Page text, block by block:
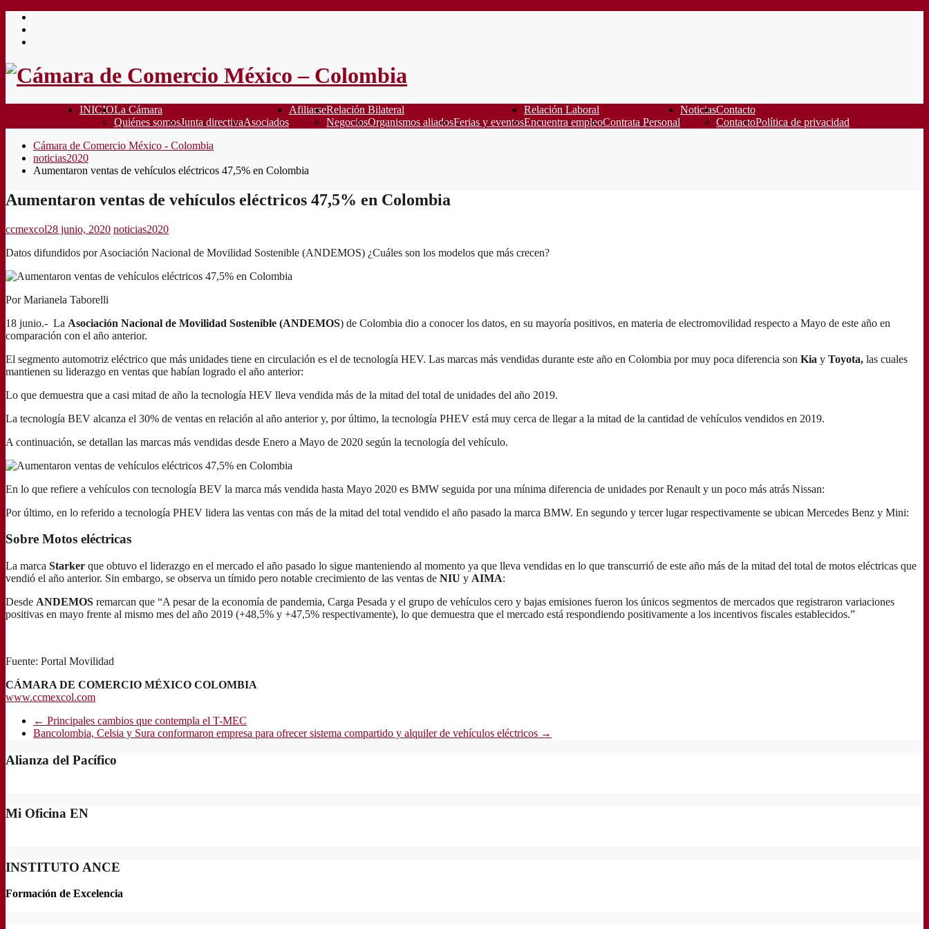
Saltar
contenido
INICIOLa Cámara
Quiénes somosJunta directivaAsociados
AfiliarseRelación Bilateral
NegociosOrganismos aliadosFerias y eventos
Relación Laboral
Encuentra empleoContrata Personal
NoticiasContacto
ContactoPolítica de privacidad
Cámara de Comercio México - Colombia
noticias2020
Aumentaron ventas de vehículos eléctricos 47,5% en Colombia
Aumentaron ventas de vehículos eléctricos 47,5% en Colombia
ccmexcol28 junio, 2020 noticias2020
Datos difundidos por Asociación Nacional de Movilidad Sostenible (ANDEMOS) ¿Cuáles son los modelos que más crecen?
Por Marianela Taborelli
18 junio.- La Asociación Nacional de Movilidad Sostenible (ANDEMOS) de Colombia dio a conocer los datos, en su mayoría positivos, en materia de electromovilidad respecto a Mayo de este año en
comparación con el año anterior.
El segmento automotriz eléctrico que más unidades tiene en circulación es el de tecnología HEV. Las marcas más vendidas durante este año en Colombia por muy poca diferencia son Kia y Toyota, las cuales
mantienen su liderazgo en ventas que habían logrado el año anterior:
Lo que demuestra que a casi mitad de año la tecnología HEV lleva vendida más de la mitad del total de unidades del año 2019.
La tecnología BEV alcanza el 30% de ventas en relación al año anterior y, por último, la tecnología PHEV está muy cerca de llegar a la mitad de la cantidad de vehículos vendidos en 2019.
A continuación, se detallan las marcas más vendidas desde Enero a Mayo de 2020 según la tecnología del vehículo.
En lo que refiere a vehículos con tecnología BEV la marca más vendida hasta Mayo 2020 es BMW seguida por una mínima diferencia de unidades por Renault y un poco más atrás Nissan:
Por último, en lo referido a tecnología PHEV lidera las ventas con más de la mitad del total vendido el año pasado la marca BMW. En segundo y tercer lugar respectivamente se ubican Mercedes Benz y Mini:
Sobre Motos eléctricas
La marca Starker que obtuvo el liderazgo en el mercado el año pasado lo sigue manteniendo al momento ya que lleva vendidas en lo que transcurrió de este año más de la mitad del total de motos eléctricas que
vendió el año anterior. Sin embargo, se observa un tímido pero notable crecimiento de las ventas de NIU y AIMA:
Desde ANDEMOS remarcan que “A pesar de la economía de pandemia, Carga Pesada y el grupo de vehículos cero y bajas emisiones fueron los únicos segmentos de mercados que registraron variaciones
positivas en mayo frente al mismo mes del año 2019 (+48,5% y +47,5% respectivamente), lo que demuestra que el mercado está respondiendo positivamente a los incentivos fiscales establecidos.”
Fuente: Portal Movilidad
CÁMARA DE COMERCIO MÉXICO COLOMBIA
www.ccmexcol.com
← Principales cambios que contempla el T-MEC
Bancolombia, Celsia y Sura conformaron empresa para ofrecer sistema compartido y alquiler de vehículos eléctricos →
Alianza del Pacífico
Mi Oficina EN
INSTITUTO ANCE
Formación de Excelencia